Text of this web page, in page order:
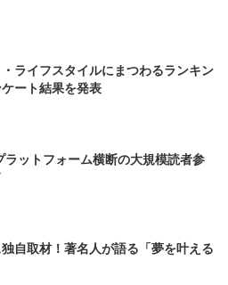
ライフスタイルにまつわるランキン
ート結果を発表
ラットフォーム横断の大規模読者参
自取材！著名人が語る「夢を叶える